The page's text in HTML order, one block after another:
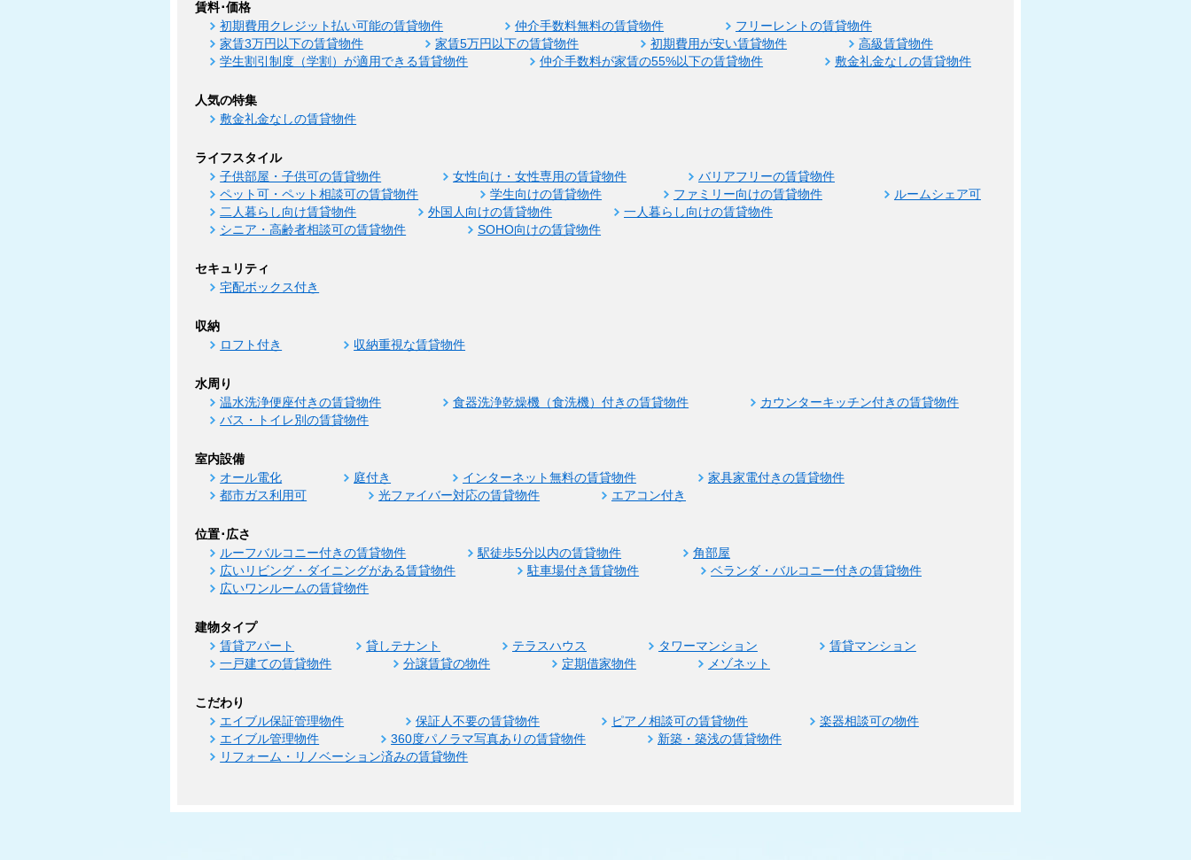
賃料･価格
初期費用クレジット払い可能の賃貸物件 仲介手数料無料の賃貸物件
フリーレントの賃貸物件
家賃3万円以下の賃貸物件
家賃5万円以下の賃貸物件 初期費用が安い賃貸物件
高級賃貸物件
学生割引制度（学割）が適用できる賃貸物件
仲介手数料が家賃の55%以下の賃貸物件 敷金礼金なしの賃貸物件
人気の特集
敷金礼金なしの賃貸物件
ライフスタイル
子供部屋・子供可の賃貸物件 女性向け・女性専用の賃貸物件
バリアフリーの賃貸物件
ペット可・ペット相談可の賃貸物件
学生向けの賃貸物件 ファミリー向けの賃貸物件
ルームシェア可
二人暮らし向け賃貸物件
外国人向けの賃貸物件
一人暮らし向けの賃貸物件
シニア・高齢者相談可の賃貸物件
SOHO向けの賃貸物件
セキュリティ
宅配ボックス付き
収納
ロフト付き 収納重視な賃貸物件
水周り
温水洗浄便座付きの賃貸物件 食器洗浄乾燥機（食洗機）付きの賃貸物件
カウンターキッチン付きの賃貸物件
バス・トイレ別の賃貸物件
室内設備
オール電化 庭付き インターネット無料の賃貸物件
家具家電付きの賃貸物件
都市ガス利用可
光ファイバー対応の賃貸物件 エアコン付き
位置･広さ
ルーフバルコニー付きの賃貸物件 駅徒歩5分以内の賃貸物件
角部屋
広いリビング・ダイニングがある賃貸物件
駐車場付き賃貸物件
ベランダ・バルコニー付きの賃貸物件
広いワンルームの賃貸物件
建物タイプ
賃貸アパート 貸しテナント テラスハウス タワーマンション
賃貸マンション
一戸建ての賃貸物件
分譲賃貸の物件 定期借家物件 メゾネット
こだわり
エイブル保証管理物件 保証人不要の賃貸物件 ピアノ相談可の賃貸物件
楽器相談可の物件
エイブル管理物件
360度パノラマ写真ありの賃貸物件
新築・築浅の賃貸物件
リフォーム・リノベーション済みの賃貸物件